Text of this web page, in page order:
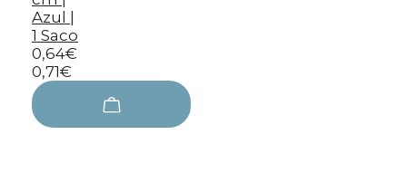
Azul |
1 Saco
0,64€
0,71€